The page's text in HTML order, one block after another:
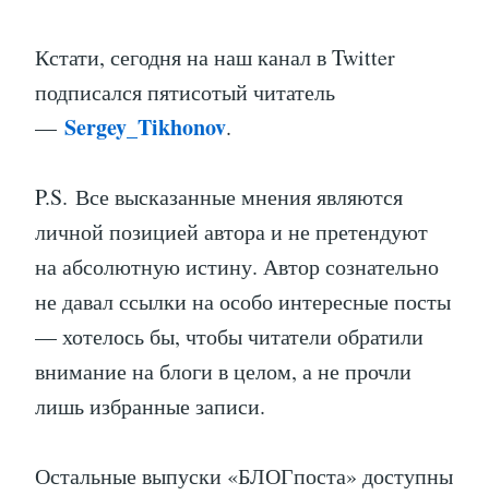
Кстати, сегодня на наш канал в Twitter
подписался пятисотый читатель
— Sergey_Tikhonov.
P.S. Все высказанные мнения являются
личной позицией автора и не претендуют
на абсолютную истину. Автор сознательно
не давал ссылки на особо интересные посты
— хотелось бы, чтобы читатели обратили
внимание на блоги в целом, а не прочли
лишь избранные записи.
Остальные выпуски «БЛОГпоста» доступны